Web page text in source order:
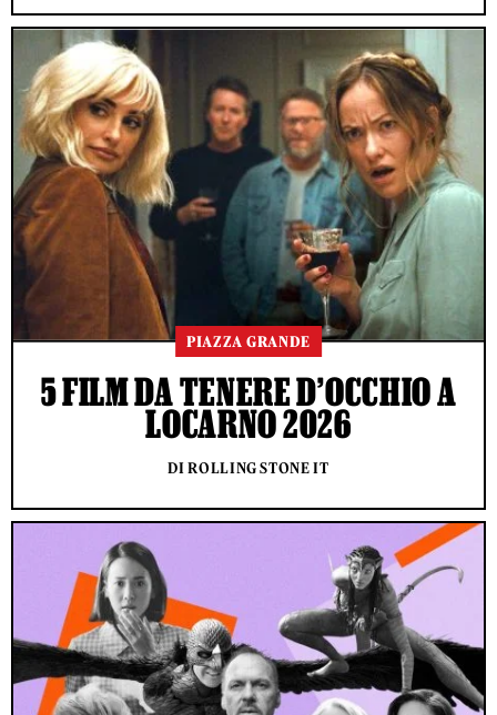
PIAZZA GRANDE
5 FILM DA TENERE D’OCCHIO A
LOCARNO 2026
DI ROLLING STONE IT